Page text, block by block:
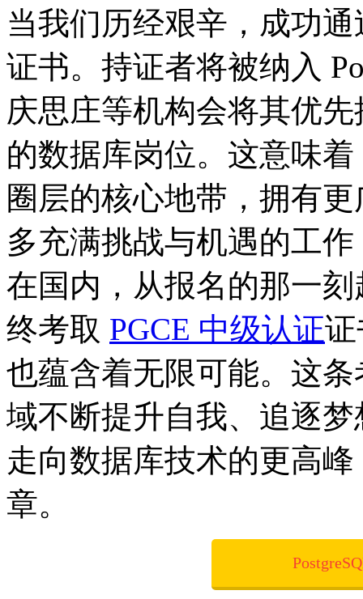
当我们历经艰辛，成功
证书。持证者将被纳入
庆思庄等机构会将其优
的数据库岗位。这意味着
圈层的核心地带，拥有
多充满挑战与机遇的工作
在国内，从报名的那一
终考取 PGCE 中级认证
也蕴含着无限可能。这
域不断提升自我、追逐
走向数据库技术的更高
章。